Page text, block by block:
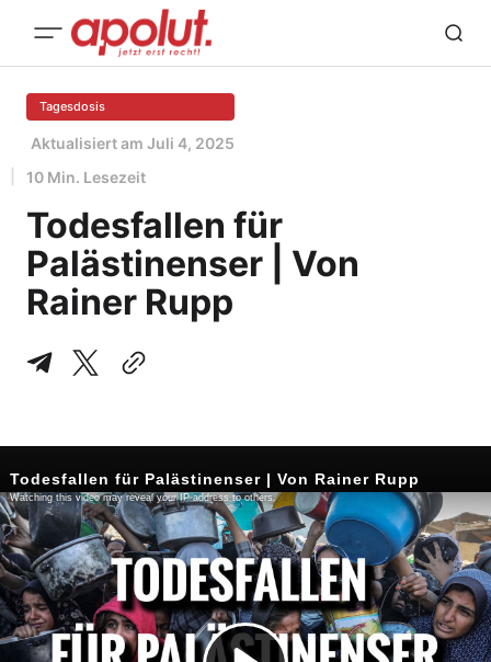
Tagesdosis
Aktualisiert am Juli 4, 2025
10 Min. Lesezeit
Todesfallen für
Palästinenser | Von
Rainer Rupp